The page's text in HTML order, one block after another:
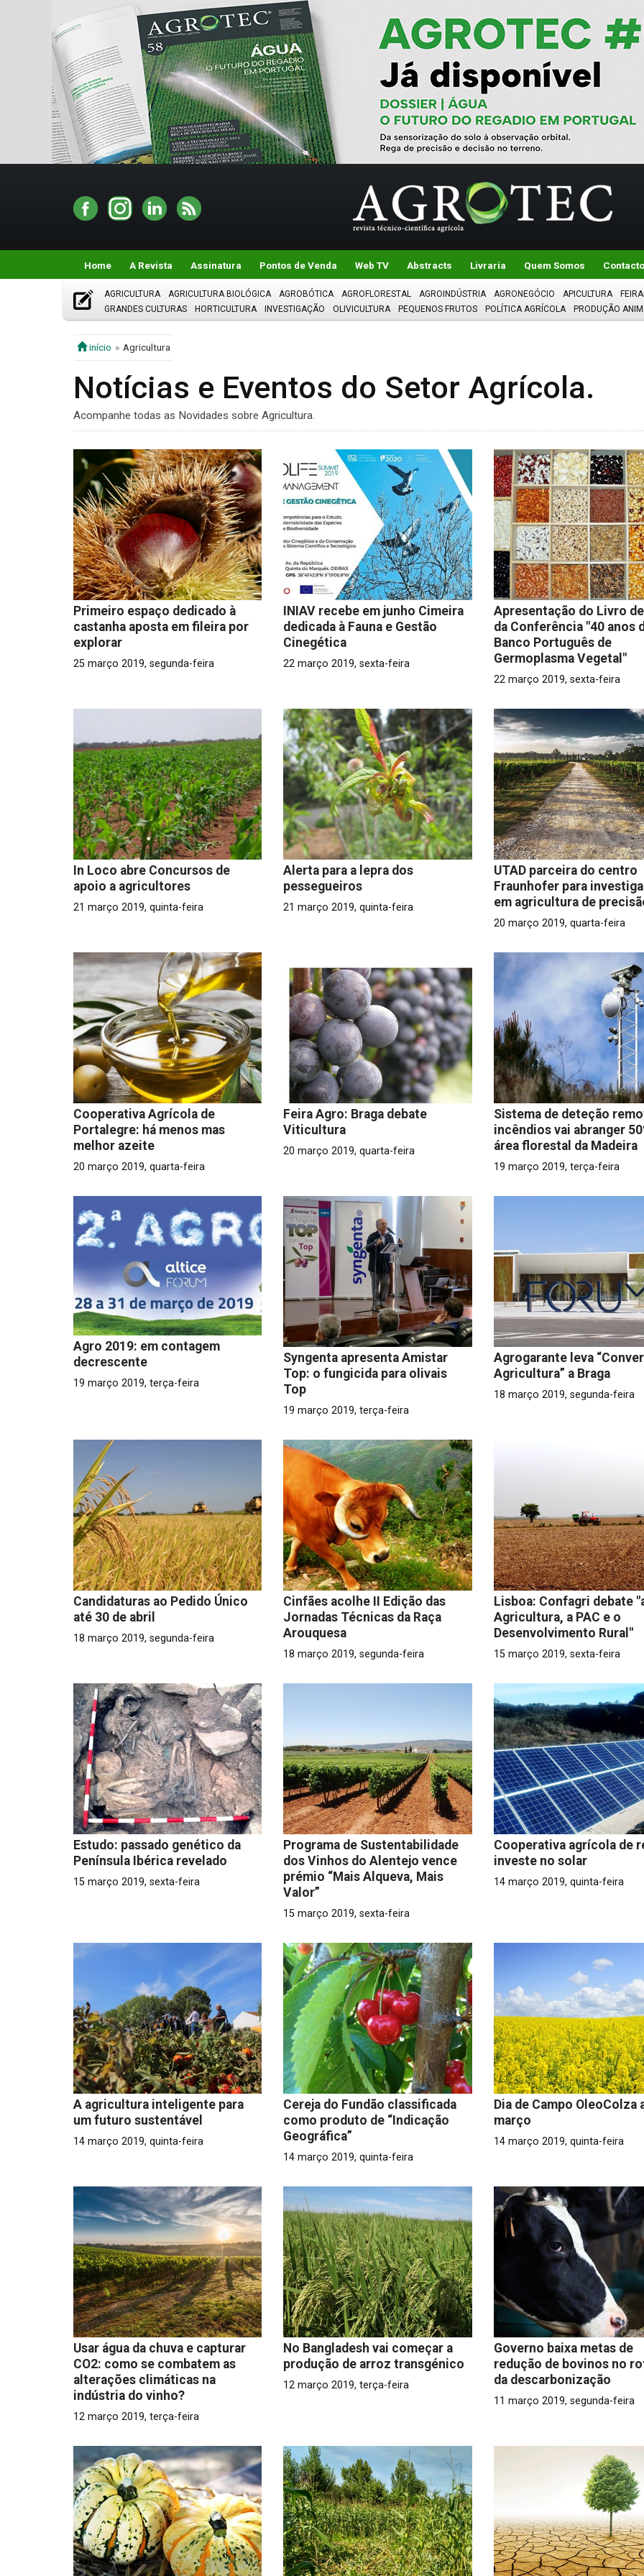
Home A Revista Assinatura Pontos de Venda Web TV Abstracts Livraria Quem Somos
AGRICULTURA AGRICULTURA BIOLÓGICA AGROBÓTICA AGROFLORESTAL AGROINDÚSTRIA AGRONEGÓCIO APICULTURA
GRANDES CULTURAS
HORTICULTURA INVESTIGAÇÃO OLIVICULTURA PEQUENOS FRUTOS POLÍTICA AGRÍCOLA PRODUÇÃO
início Agricultura
Notícias e Eventos do Setor Agrícola.
Acompanhe todas as Novidades sobre Agricultura.
Primeiro espaço dedicado à
castanha aposta em fileira por
explorar
25 março 2019, segunda-feira
INIAV recebe em junho Cimeira
dedicada à Fauna e Gestão
Cinegética
22 março 2019, sexta-feira
Apresentação do Livro
da Conferência "40 anos
Banco Português de
Germoplasma Vegetal"
22 março 2019, sexta-feira
In Loco abre Concursos de
apoio a agricultores
21 março 2019, quinta-feira
Alerta para a lepra dos
pessegueiros
21 março 2019, quinta-feira
UTAD parceira do centro
Fraunhofer para
em agricultura de
20 março 2019, quarta-feira
Cooperativa Agrícola de
Portalegre: há menos mas
melhor azeite
20 março 2019, quarta-feira
Feira Agro: Braga debate
Viticultura
20 março 2019, quarta-feira
Sistema de deteção
incêndios vai abranger
área florestal da Madeira
19 março 2019, terça-feira
Agro 2019: em contagem
decrescente
19 março 2019, terça-feira
Syngenta apresenta Amistar
Top: o fungicida para olivais
Top
19 março 2019, terça-feira
Agrogarante leva
Agricultura” a Braga
18 março 2019, segunda-feira
Candidaturas ao Pedido Único
até 30 de abril
18 março 2019, segunda-feira
Cinfães acolhe II Edição das
Jornadas Técnicas da Raça
Arouquesa
18 março 2019, segunda-feira
Lisboa: Confagri debate
Agricultura, a PAC e o
Desenvolvimento Rural"
15 março 2019, sexta-feira
Estudo: passado genético da
Península Ibérica revelado
15 março 2019, sexta-feira
Programa de Sustentabilidade
dos Vinhos do Alentejo vence
prémio “Mais Alqueva, Mais
Valor”
15 março 2019, sexta-feira
Cooperativa agrícola de
investe no solar
14 março 2019, quinta-feira
A agricultura inteligente para
um futuro sustentável
14 março 2019, quinta-feira
Cereja do Fundão classificada
como produto de “Indicação
Geográfica”
14 março 2019, quinta-feira
Dia de Campo OleoColza
março
14 março 2019, quinta-feira
Usar água da chuva e capturar
CO2: como se combatem as
alterações climáticas na
indústria do vinho?
12 março 2019, terça-feira
No Bangladesh vai começar a
produção de arroz transgénico
12 março 2019, terça-feira
Governo baixa metas de
redução de bovinos no
da descarbonização
11 março 2019, segunda-feira